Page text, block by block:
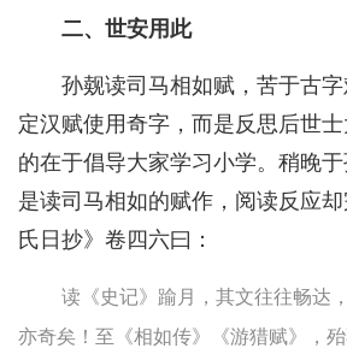
二、世安用此
孙觌读司马相如赋，苦于古
定汉赋使用奇字，而是反思后世
的在于倡导大家学习小学。稍晚
是读司马相如的赋作，阅读反应
氏日抄》卷四六曰：
读《史记》踰月，其文往往畅达
亦奇矣！至《相如传》《游猎赋》，